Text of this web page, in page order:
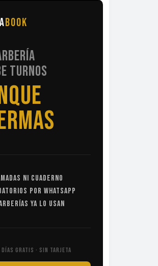
BOOK
TURNOS
NI CUADERNO
POR WHATSAPP
YA LO USAN
DÍAS GRATIS · SIN TARJETA